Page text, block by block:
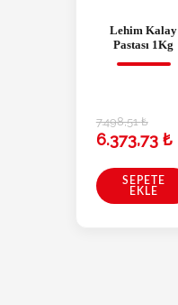
Lehim Kalay
Pastası 1Kg
7.498,51₺
6.373,73 ₺
SEPETE
EKLE